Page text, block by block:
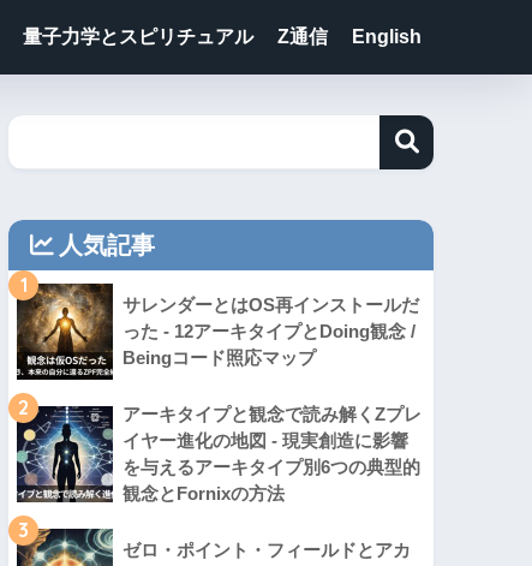
量子力学とスピリチュアル Z通信 English
人気記事
1
サレンダーとはOS再インストールだ
った - 12アーキタイプとDoing観念 /
Beingコード照応マップ
2
アーキタイプと観念で読み解くZプレ
イヤー進化の地図 - 現実創造に影響
を与えるアーキタイプ別6つの典型的
観念とFornixの方法
3
ゼロ・ポイント・フィールドとアカ